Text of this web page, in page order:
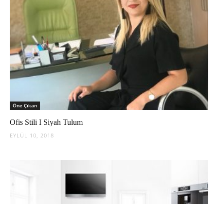
Öne Çıkan
Ofis Stili I Siyah Tulum
EYLÜL 10, 2018